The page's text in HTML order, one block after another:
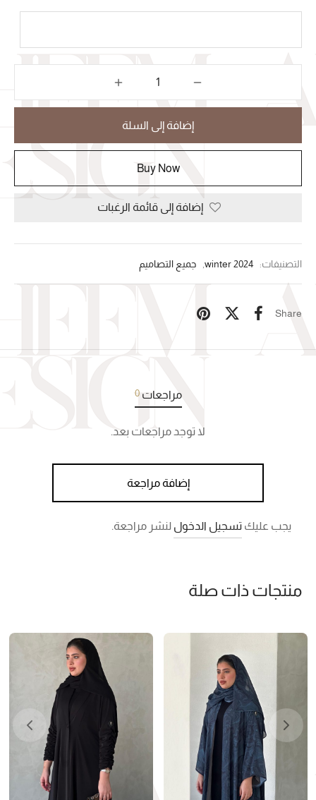
إضافة إلى السلة
Buy Now
إضافة إلى قائمة الرغبات
التصنيفات: winter 2024 جميع التصاميم
Share
مراجعات0
لا توجد مراجعات بعد.
إضافة مراجعة
يجب عليك تسجيل الدخول لنشر مراجعة.
منتجات ذات صلة